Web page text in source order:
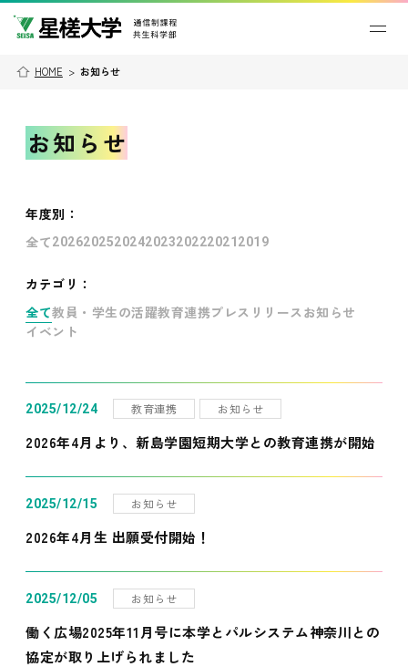
HOME > お知らせ
お知らせ
年度別 ：
全て202620252024202320222021 2019
カテゴリ：
全て教員・学生の活躍教育連携プレスリリース お知らせ
イベント
2025/12/24 教育連携 お知らせ
2026年4月より、新島学園短期大学との教育連携が開始
2025/12/15 お知らせ
2026年4月生 出願受付開始！
2025/12/05 お知らせ
働く広場2025年11月号に本学とパルシステム神奈川との
協定が取り上げられました